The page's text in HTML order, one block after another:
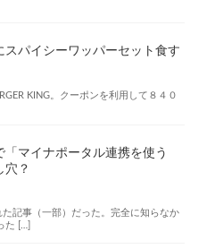
スパイシーワッパーセット食す
KING。クーポンを利用して８４０
「マイナポータル連携を使う
穴？
記事（一部）だった。完全に知らなか
た […]